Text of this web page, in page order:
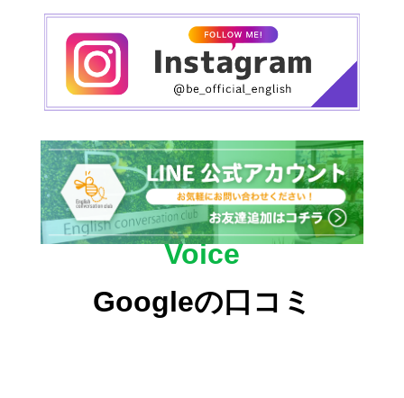
Voice
Googleの口コミ